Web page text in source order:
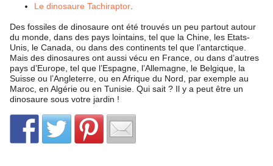
Le dinosaure Tachiraptor
Des fossiles de dinosaure ont été trouvés un peu partout autour
du monde, dans des pays lointains, tel que la Chine, les Etats-
Unis, le Canada, ou dans des continents tel que l’antarctique.
Mais des dinosaures ont aussi vécu en France, ou dans d’autres
pays d’Europe, tel que l’Espagne, l’Allemagne, le Belgique, la
Suisse ou l’Angleterre, ou en Afrique du Nord, par exemple au
Maroc, en Algérie ou en Tunisie. Qui sait ? Il y a peut être un
dinosaure sous votre jardin !